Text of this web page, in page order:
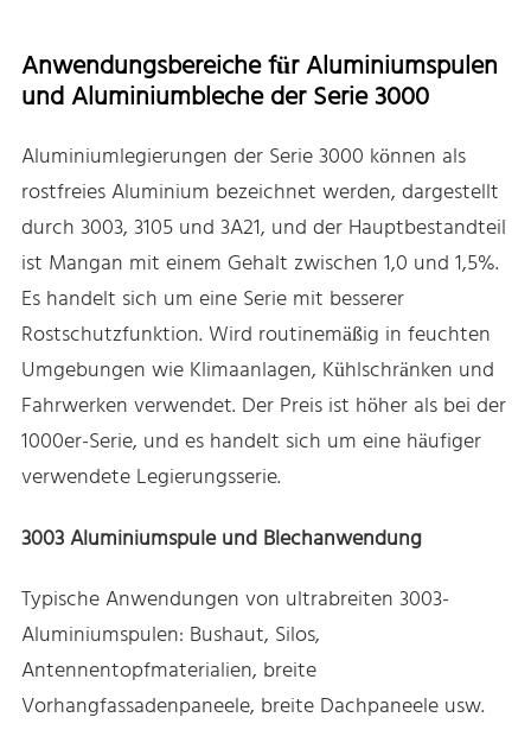
Anwendungsbereiche für Aluminiumspulen
und Aluminiumbleche der Serie 3000
Aluminiumlegierungen der Serie 3000 können als
rostfreies Aluminium bezeichnet werden, dargestellt
durch 3003, 3105 und 3A21, und der Hauptbestandteil
ist Mangan mit einem Gehalt zwischen 1,0 und 1,5%.
Es handelt sich um eine Serie mit besserer
Rostschutzfunktion. Wird routinemäßig in feuchten
Umgebungen wie Klimaanlagen, Kühlschränken und
Fahrwerken verwendet. Der Preis ist höher als bei der
1000er-Serie, und es handelt sich um eine häufiger
verwendete Legierungsserie.
3003 Aluminiumspule und Blechanwendung
Typische Anwendungen von ultrabreiten 3003-
Aluminiumspulen: Bushaut, Silos,
Antennentopfmaterialien, breite
Vorhangfassadenpaneele, breite Dachpaneele usw.